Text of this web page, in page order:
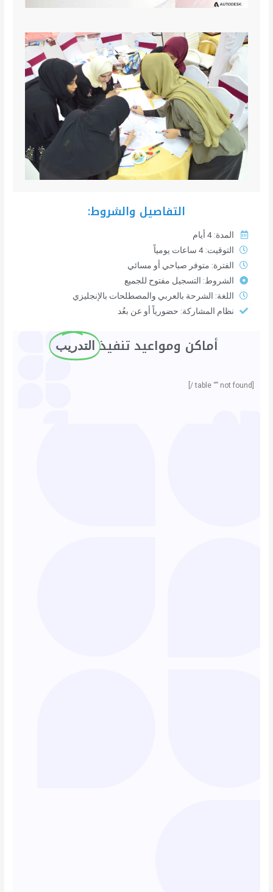
التفاصيل والشروط:
المدة: 4 أيام
التوقيت: 4 ساعات يومياً
الفترة: متوفر صباحي أو مسائي
الشروط: التسجيل مفتوح للجميع
اللغة: الشرحة بالعربي والمصطلحات بالإنجليزي
نظام المشاركة: حضورياً أو عن بعُد
أماكن ومواعيد تنفيذ ​ التدريب